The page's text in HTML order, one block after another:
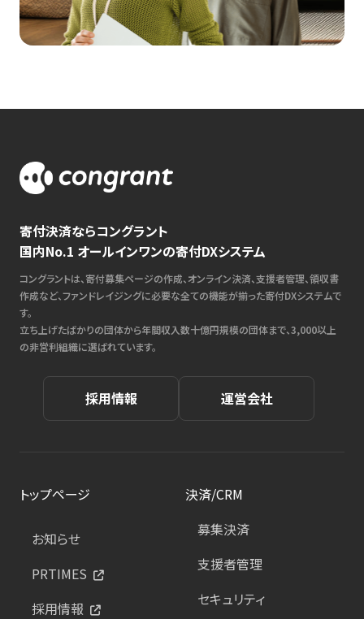
寄付決済ならコングラント
国内No.1 オールインワンの寄付DXシステム
コングラントは、寄付募集ページの作成、オンライン決済、支援者管理、領収書
作成など、ファンドレイジングに必要な全ての機能が揃った寄付DXシステムで
す。
立ち上げたばかりの団体から年間収入数十億円規模の団体まで、3,000以上
の非営利組織に選ばれています。
採用情報 運営会社
トップページ
お知らせ
PRTIMES
採用情報
決済/CRM
募集決済
支援者管理
セキュリティ